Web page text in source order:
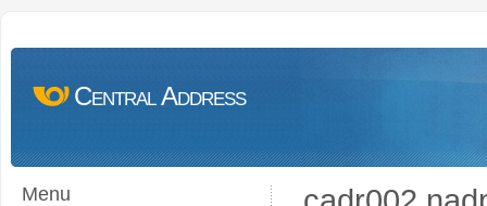
Central Address
Menu